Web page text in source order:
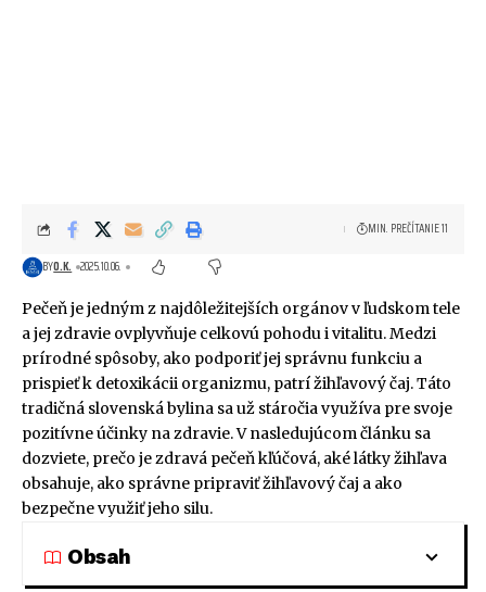
BYO.K. 2025.10.06.
MIN. PREČÍTANIE 11
Pečeň je jedným z najdôležitejších orgánov v ľudskom tele
a jej zdravie ovplyvňuje celkovú pohodu i vitalitu. Medzi
prírodné spôsoby, ako podporiť jej správnu funkciu a
prispieť k detoxikácii organizmu, patrí žihľavový čaj. Táto
tradičná slovenská bylina sa už stáročia využíva pre svoje
pozitívne účinky na zdravie. V nasledujúcom článku sa
dozviete, prečo je zdravá pečeň kľúčová, aké látky žihľava
obsahuje, ako správne pripraviť žihľavový čaj a ako
bezpečne využiť jeho silu.
Obsah